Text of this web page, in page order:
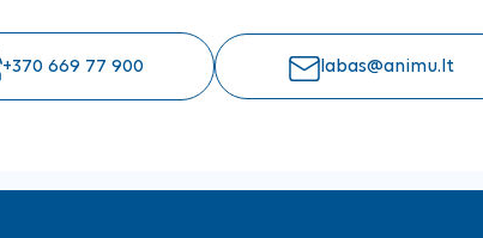
+370 669 77 900 labas@animu.lt